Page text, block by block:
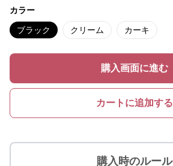
カラー
ブラック クリーム カーキ
購入画面に進む
カートに追加する
購入時のルール